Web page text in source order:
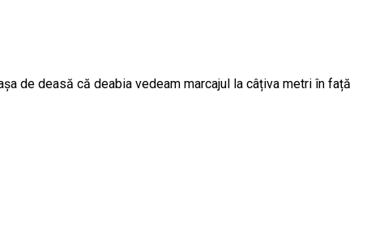
de deasă că deabia vedeam marcajul la câțiva metri în față